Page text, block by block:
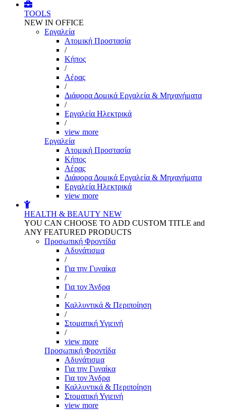
TOOLS
NEW IN OFFICE
Εργαλεία
Aτομική Προστασία
/
Kήπος
/
Αέρας
/
Διάφορα Δομικά Εργαλεία & Μηχανήματα
/
Εργαλεία Ηλεκτρικά
/
view more
Εργαλεία
Aτομική Προστασία
Kήπος
Αέρας
Διάφορα Δομικά Εργαλεία & Μηχανήματα
Εργαλεία Ηλεκτρικά
view more
HEALTH & BEAUTY NEW
YOU CAN CHOOSE TO ADD CUSTOM TITLE and
ANY FEATURED PRODUCTS
Προσωπική Φροντίδα
Αδυνάτισμα
/
Για την Γυναίκα
/
Για τον Άνδρα
/
Καλλυντικά & Περιποίηση
/
Στοματική Υγιεινή
/
view more
Προσωπική Φροντίδα
Αδυνάτισμα
Για την Γυναίκα
Για τον Άνδρα
Καλλυντικά & Περιποίηση
Στοματική Υγιεινή
view more